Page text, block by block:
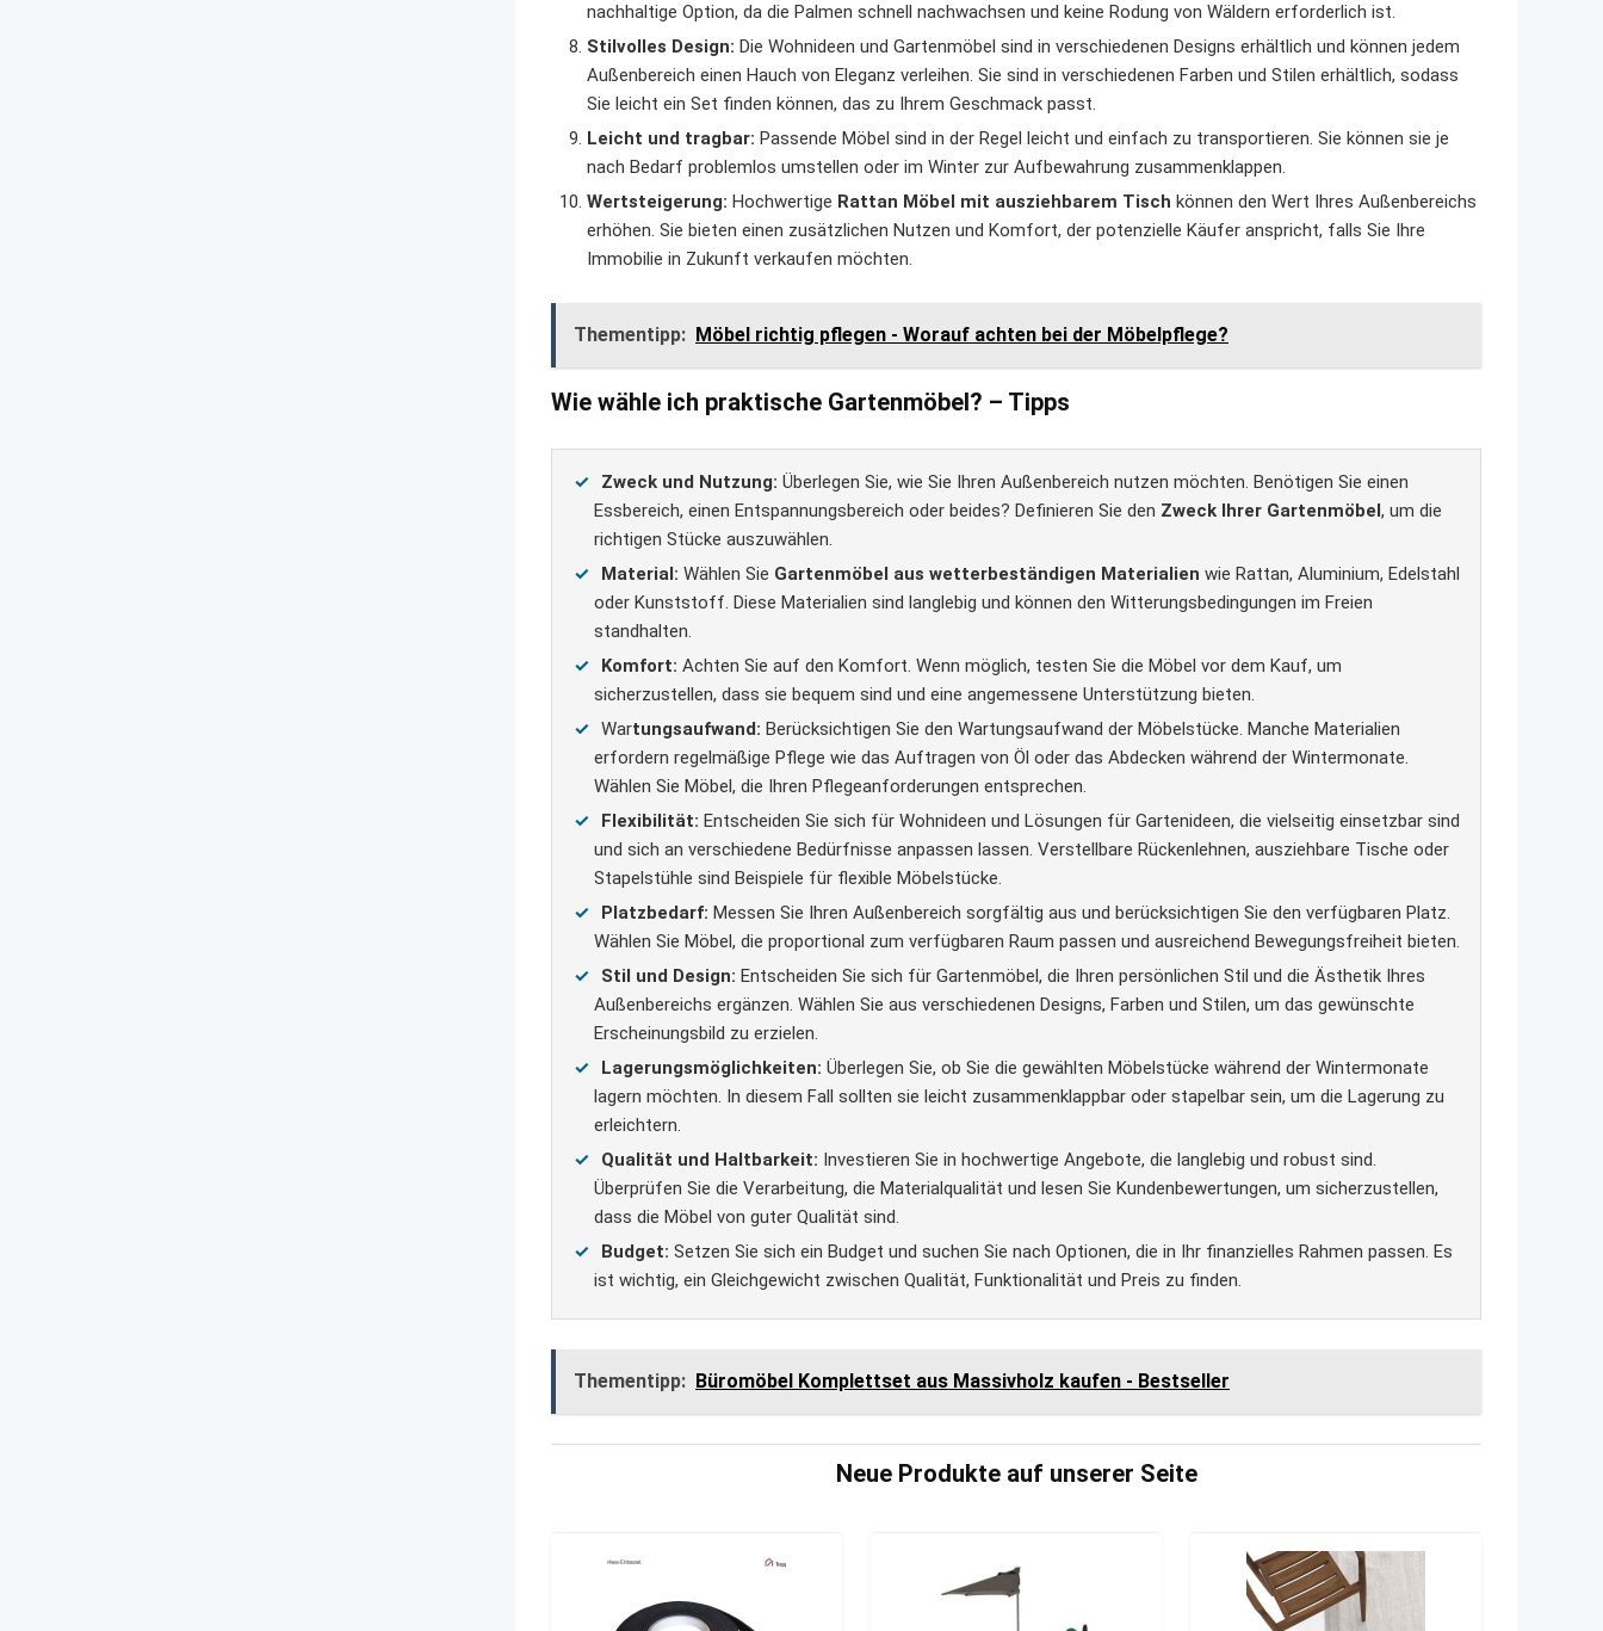
nachhaltige Option, da die Palmen schnell nachwachsen und keine Rodung von Wäldern erforderlich ist.
Stilvolles Design: Die Wohnideen und Gartenmöbel sind in verschiedenen Designs erhältlich und können jedem
Außenbereich einen Hauch von Eleganz verleihen. Sie sind in verschiedenen Farben und Stilen erhältlich, sodass
Sie leicht ein Set finden können, das zu Ihrem Geschmack passt.
Leicht und tragbar: Passende Möbel sind in der Regel leicht und einfach zu transportieren. Sie können sie je
nach Bedarf problemlos umstellen oder im Winter zur Aufbewahrung zusammenklappen.
Wertsteigerung: Hochwertige Rattan Möbel mit ausziehbarem Tisch können den Wert Ihres Außenbereichs
erhöhen. Sie bieten einen zusätzlichen Nutzen und Komfort, der potenzielle Käufer anspricht, falls Sie Ihre
Immobilie in Zukunft verkaufen möchten.
Thementipp: Möbel richtig pflegen - Worauf achten bei der Möbelpflege?
Wie wähle ich praktische Gartenmöbel? – Tipps
Zweck und Nutzung: Überlegen Sie, wie Sie Ihren Außenbereich nutzen möchten. Benötigen Sie einen
Essbereich, einen Entspannungsbereich oder beides? Definieren Sie den Zweck Ihrer Gartenmöbel, um die
richtigen Stücke auszuwählen.
Material: Wählen Sie Gartenmöbel aus wetterbeständigen Materialien wie Rattan, Aluminium, Edelstahl
oder Kunststoff. Diese Materialien sind langlebig und können den Witterungsbedingungen im Freien
standhalten.
Komfort: Achten Sie auf den Komfort. Wenn möglich, testen Sie die Möbel vor dem Kauf, um
sicherzustellen, dass sie bequem sind und eine angemessene Unterstützung bieten.
Wartungsaufwand: Berücksichtigen Sie den Wartungsaufwand der Möbelstücke. Manche Materialien
erfordern regelmäßige Pflege wie das Auftragen von Öl oder das Abdecken während der Wintermonate.
Wählen Sie Möbel, die Ihren Pflegeanforderungen entsprechen.
Flexibilität: Entscheiden Sie sich für Wohnideen und Lösungen für Gartenideen, die vielseitig einsetzbar sind
und sich an verschiedene Bedürfnisse anpassen lassen. Verstellbare Rückenlehnen, ausziehbare Tische oder
Stapelstühle sind Beispiele für flexible Möbelstücke.
Platzbedarf: Messen Sie Ihren Außenbereich sorgfältig aus und berücksichtigen Sie den verfügbaren Platz.
Wählen Sie Möbel, die proportional zum verfügbaren Raum passen und ausreichend Bewegungsfreiheit bieten.
Stil und Design: Entscheiden Sie sich für Gartenmöbel, die Ihren persönlichen Stil und die Ästhetik Ihres
Außenbereichs ergänzen. Wählen Sie aus verschiedenen Designs, Farben und Stilen, um das gewünschte
Erscheinungsbild zu erzielen.
Lagerungsmöglichkeiten: Überlegen Sie, ob Sie die gewählten Möbelstücke während der Wintermonate
lagern möchten. In diesem Fall sollten sie leicht zusammenklappbar oder stapelbar sein, um die Lagerung zu
erleichtern.
Qualität und Haltbarkeit: Investieren Sie in hochwertige Angebote, die langlebig und robust sind.
Überprüfen Sie die Verarbeitung, die Materialqualität und lesen Sie Kundenbewertungen, um sicherzustellen,
dass die Möbel von guter Qualität sind.
Budget: Setzen Sie sich ein Budget und suchen Sie nach Optionen, die in Ihr finanzielles Rahmen passen. Es
ist wichtig, ein Gleichgewicht zwischen Qualität, Funktionalität und Preis zu finden.
Thementipp: Büromöbel Komplettset aus Massivholz kaufen - Bestseller
Neue Produkte auf unserer Seite